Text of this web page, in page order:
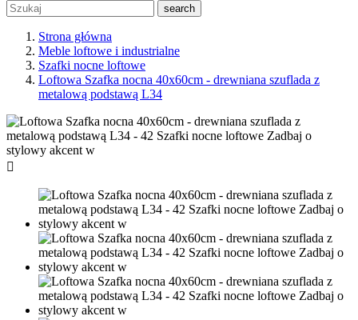
search
Strona główna
Meble loftowe i industrialne
Szafki nocne loftowe
Loftowa Szafka nocna 40x60cm - drewniana szuflada z
metalową podstawą L34
